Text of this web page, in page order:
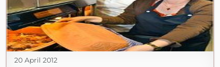
20 April 2012